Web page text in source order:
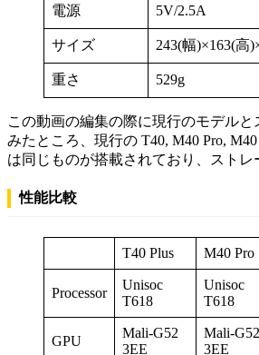
電源 5V/2.5A
サイズ 243(幅)×163(高
重さ 529g
この動画の編集の際に現行のモデルと
みたところ、現行の T40, M40 Pro,
は同じものが搭載されており、ストレ
性能比較
T40 Plus M40 Pro
Processor
Unisoc
T618
Unisoc
T618
GPU
Mali-G52
3EE
Mali-G52
3EE